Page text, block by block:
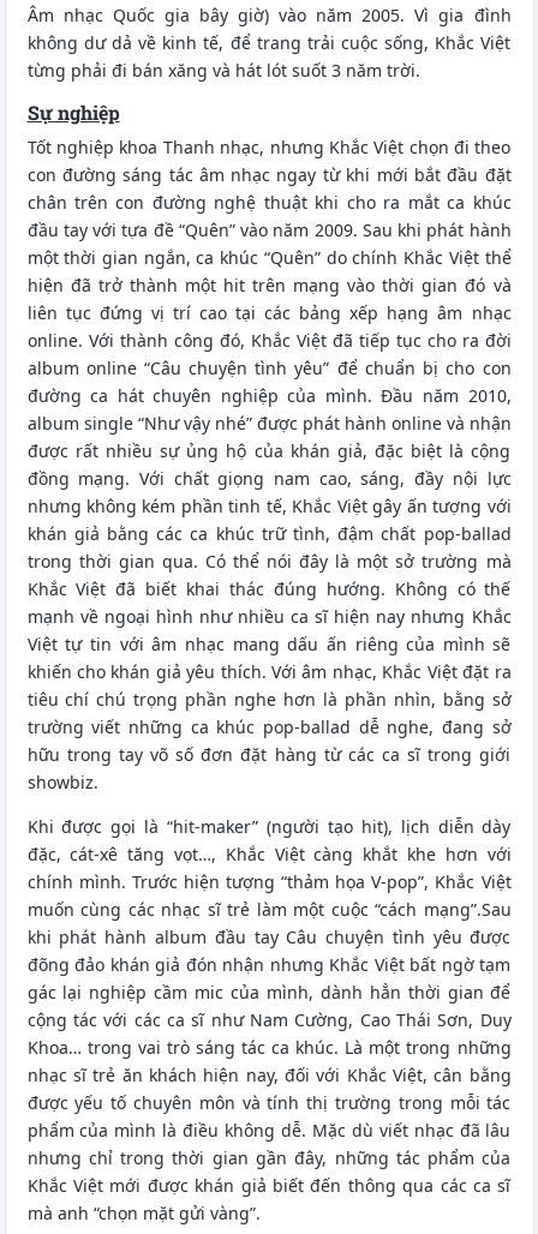
Âm nhạc Quốc gia bây giờ) vào năm 2005. Vì gia đình
không dư dả về kinh tế, để trang trải cuộc sống, Khắc Việt
từng phải đi bán xăng và hát lót suốt 3 năm trời.
Sự nghiệp
Tốt nghiệp khoa Thanh nhạc, nhưng Khắc Việt chọn đi theo
con đường sáng tác âm nhạc ngay từ khi mới bắt đầu đặt
chân trên con đường nghệ thuật khi cho ra mắt ca khúc
đầu tay với tựa đề “Quên” vào năm 2009. Sau khi phát hành
một thời gian ngắn, ca khúc “Quên” do chính Khắc Việt thể
hiện đã trở thành một hit trên mạng vào thời gian đó và
liên tục đứng vị trí cao tại các bảng xếp hạng âm nhạc
online. Với thành công đó, Khắc Việt đã tiếp tục cho ra đời
album online “Câu chuyện tình yêu” để chuẩn bị cho con
đường ca hát chuyên nghiệp của mình. Đầu năm 2010,
album single “Như vậy nhé” được phát hành online và nhận
được rất nhiều sự ủng hộ của khán giả, đặc biệt là cộng
đồng mạng. Với chất giọng nam cao, sáng, đầy nội lực
nhưng không kém phần tinh tế, Khắc Việt gây ấn tượng với
khán giả bằng các ca khúc trữ tình, đậm chất pop-ballad
trong thời gian qua. Có thể nói đây là một sở trường mà
Khắc Việt đã biết khai thác đúng hướng. Không có thế
mạnh về ngoại hình như nhiều ca sĩ hiện nay nhưng Khắc
Việt tự tin với âm nhạc mang dấu ấn riêng của mình sẽ
khiến cho khán giả yêu thích. Với âm nhạc, Khắc Việt đặt ra
tiêu chí chú trọng phần nghe hơn là phần nhìn, bằng sở
trường viết những ca khúc pop-ballad dễ nghe, đang sở
hữu trong tay võ số đơn đặt hàng từ các ca sĩ trong giới
showbiz.
Khi được gọi là “hit-maker” (người tạo hit), lịch diễn dày
đặc, cát-xê tăng vọt…, Khắc Việt càng khắt khe hơn với
chính mình. Trước hiện tượng “thảm họa V-pop”, Khắc Việt
muốn cùng các nhạc sĩ trẻ làm một cuộc “cách mạng”.Sau
khi phát hành album đầu tay Câu chuyện tình yêu được
đõng đảo khán giả đón nhận nhưng Khắc Việt bất ngờ tạm
gác lại nghiệp cầm mic của mình, dành hẳn thời gian để
cộng tác với các ca sĩ như Nam Cường, Cao Thái Sơn, Duy
Khoa… trong vai trò sáng tác ca khúc. Là một trong những
nhạc sĩ trẻ ăn khách hiện nay, đối với Khắc Việt, cân bằng
được yếu tố chuyên môn và tính thị trường trong mỗi tác
phẩm của mình là điều không dễ. Mặc dù viết nhạc đã lâu
nhưng chỉ trong thời gian gần đây, những tác phẩm của
Khắc Việt mới được khán giả biết đến thông qua các ca sĩ
mà anh “chọn mặt gửi vàng”.